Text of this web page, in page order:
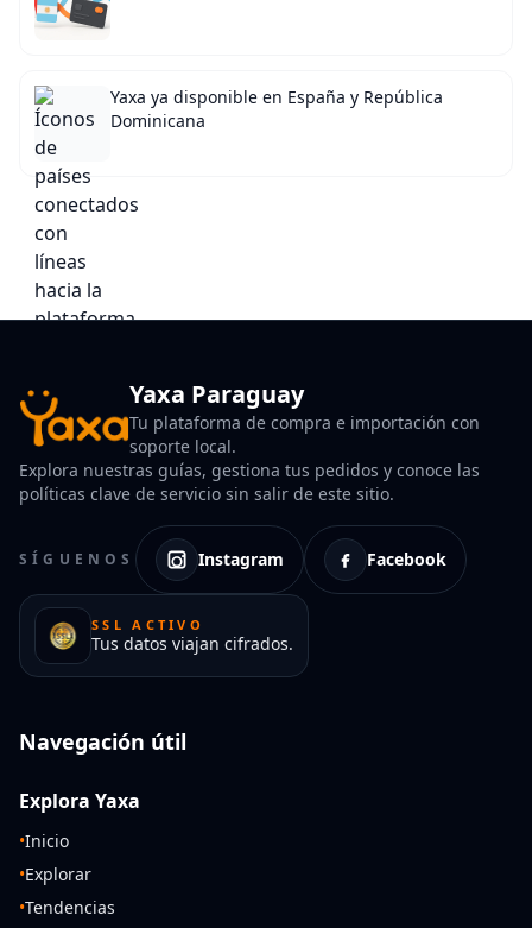
Yaxa ya disponible en España y República
Dominicana
Yaxa Paraguay
Tu plataforma de compra e importación con
soporte local.
Explora nuestras guías, gestiona tus pedidos y conoce las
políticas clave de servicio sin salir de este sitio.
SÍGUENOS Instagram Facebook
SSL ACTIVO
Tus datos viajan cifrados.
Navegación útil
Explora Yaxa
•Inicio
•Explorar
•Tendencias